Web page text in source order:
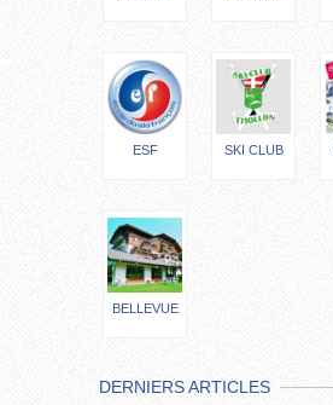
ESF SKI CLUB
BELLEVUE
DERNIERS ARTICLES